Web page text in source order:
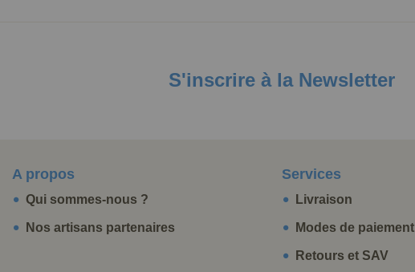
S'inscrire à la Newsletter
A propos
Qui sommes-nous ?
Nos artisans partenaires
Services
Livraison
Modes de paiement
Retours et SAV